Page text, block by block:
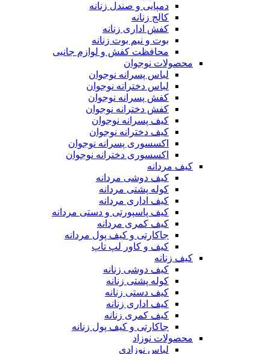
دمپایی و صندل زنانه
کالج زنانه
کفش اداری زنانه
بوت و نیم بوت زنانه
محافظت کفش و لوازم جانبی
محصولات نوجوان
لباس پسرانه نوجوان
لباس دخترانه نوجوان
کفش پسرانه نوجوان
کفش دخترانه نوجوان
کیف پسرانه نوجوان
کیف دخترانه نوجوان
اکسسوری پسرانه نوجوان
اکسسوری دخترانه نوجوان
کیف مردانه
کیف دوشی مردانه
کوله پشتی مردانه
کیف اداری مردانه
کیف پاسپورتی و دستی مردانه
کیف کمری مردانه
جاکارتی و کیف پول مردانه
کیف و کاور لپ تاپ
کیف زنانه
کیف دوشی زنانه
کوله پشتی زنانه
کیف دستی زنانه
کیف اداری زنانه
کیف کمری زنانه
جاکارتی و کیف پول زنانه
محصولات نوزاد
لباس نوزادی